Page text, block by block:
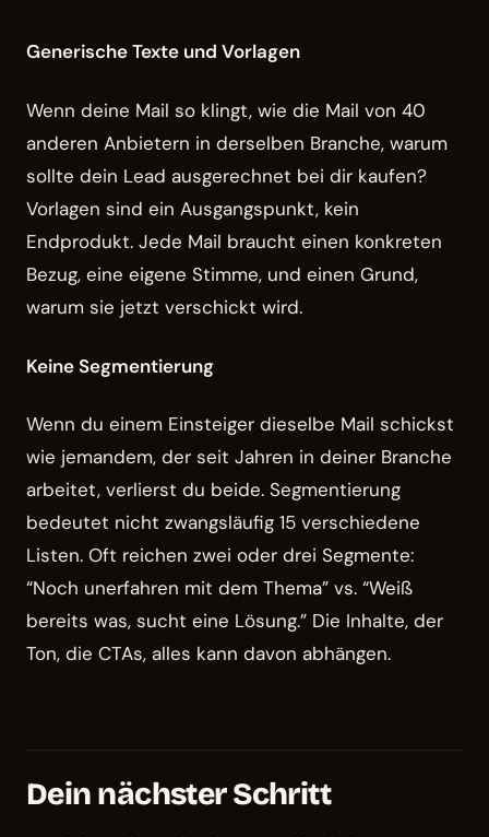
Generische Texte und Vorlagen
Wenn deine Mail so klingt, wie die Mail von 40
anderen Anbietern in derselben Branche, warum
sollte dein Lead ausgerechnet bei dir kaufen?
Vorlagen sind ein Ausgangspunkt, kein
Endprodukt. Jede Mail braucht einen konkreten
Bezug, eine eigene Stimme, und einen Grund,
warum sie jetzt verschickt wird.
Keine Segmentierung
Wenn du einem Einsteiger dieselbe Mail schickst
wie jemandem, der seit Jahren in deiner Branche
arbeitet, verlierst du beide. Segmentierung
bedeutet nicht zwangsläufig 15 verschiedene
Listen. Oft reichen zwei oder drei Segmente:
“Noch unerfahren mit dem Thema” vs. “Weiß
bereits was, sucht eine Lösung.” Die Inhalte, der
Ton, die CTAs, alles kann davon abhängen.
Dein nächster Schritt